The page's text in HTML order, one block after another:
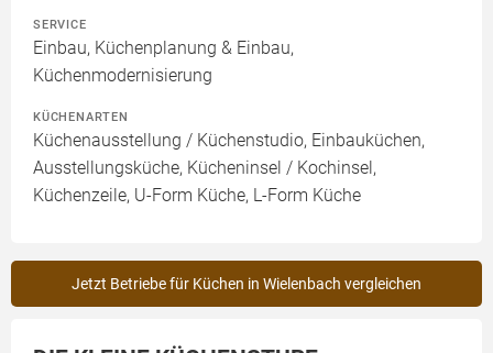
SERVICE
Einbau, Küchenplanung & Einbau,
Küchenmodernisierung
KÜCHENARTEN
Küchenausstellung / Küchenstudio, Einbauküchen,
Ausstellungsküche, Kücheninsel / Kochinsel,
Küchenzeile, U-Form Küche, L-Form Küche
Jetzt Betriebe für Küchen in Wielenbach vergleichen